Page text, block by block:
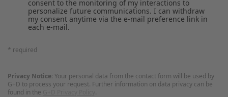
consent to the monitoring of my interactions to
personalize future communications. I can withdraw
my consent anytime via the e-mail preference link in
each e-mail.
* required
Privacy Notice: Your personal data from the contact form will be used by
G+D to process your request. Further information on data privacy can be
found in the
.